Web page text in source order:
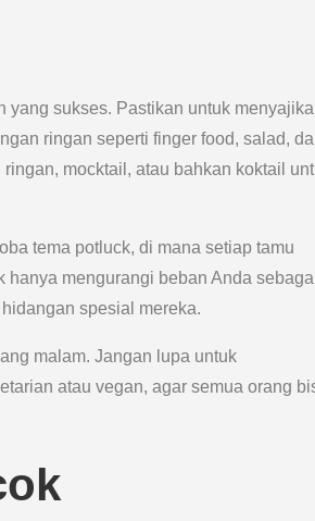
yang sukses. Pastikan untuk
ringan seperti finger food, salad,
mocktail, atau bahkan koktail
tema potluck, di mana setiap tamu
mengurangi beban Anda
spesial mereka.
malam. Jangan lupa untuk
atau vegan, agar semua orang